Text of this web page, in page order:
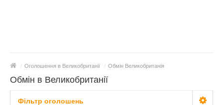
/ Оголошення в Великобританії / Обмін Великобританія
Обмін в Великобританії
Фільтр оголошень